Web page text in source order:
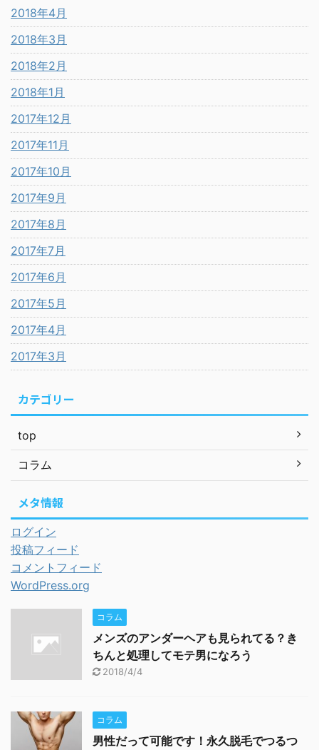
2018年4月
2018年3月
2018年2月
2018年1月
2017年12月
2017年11月
2017年10月
2017年9月
2017年8月
2017年7月
2017年6月
2017年5月
2017年4月
2017年3月
カテゴリー
top
コラム
メタ情報
ログイン
投稿フィード
コメントフィード
WordPress.org
コラム
メンズのアンダーヘアも見られてる？き
ちんと処理してモテ男になろう
2018/4/4
コラム
男性だって可能です！永久脱毛でつるつ